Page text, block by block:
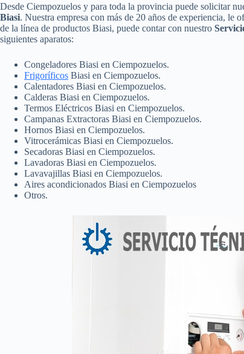
Desde Ciempozuelos y para toda la provincia puede solicitar
Biasi. Nuestra empresa con más de 20 años de experiencia,
de la línea de productos Biasi, puede contar con nuestro
siguientes aparatos:
Congeladores Biasi en Ciempozuelos.
Frigoríficos Biasi en Ciempozuelos.
Calentadores Biasi en Ciempozuelos.
Calderas Biasi en Ciempozuelos.
Termos Eléctricos Biasi en Ciempozuelos.
Campanas Extractoras Biasi en Ciempozuelos.
Hornos Biasi en Ciempozuelos.
Vitrocerámicas Biasi en Ciempozuelos.
Secadoras Biasi en Ciempozuelos.
Lavadoras Biasi en Ciempozuelos.
Lavavajillas Biasi en Ciempozuelos.
Aires acondicionados Biasi en Ciempozuelos
Otros.